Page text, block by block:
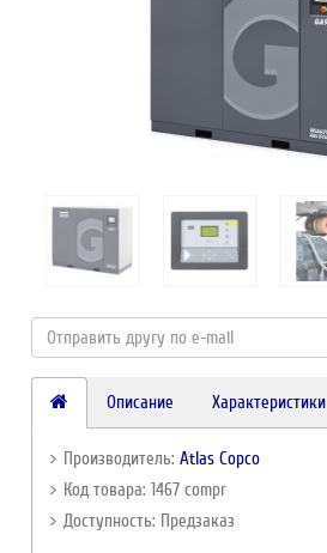
Описание Характеристики
Производитель:Atlas Copco
Код товара: 1467 compr
Доступность: Предзаказ